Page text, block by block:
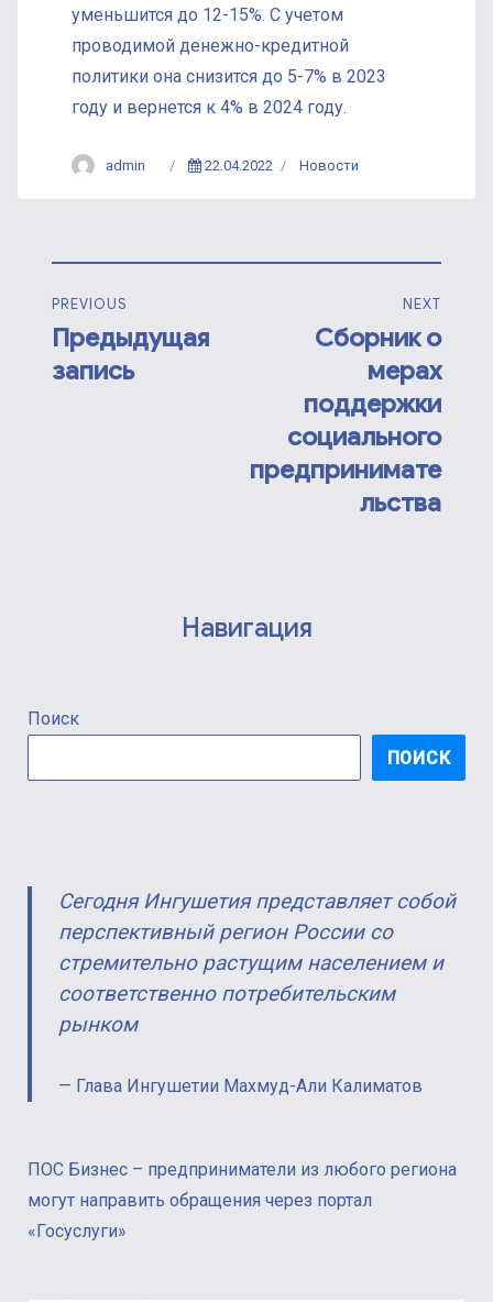
уменьшится до 12-15%. С учетом
проводимой денежно-кредитной
политики она снизится до 5-7% в 2023
году и вернется к 4% в 2024 году.
Author
admin
Posted
22.04.2022 Categories
Новости
по
записям
PREVIOUS
Previous
post:
Предыдущая
запись
NEXT
Сборник о
мерах
поддержки
социального
предпринимате
льства
Навигация
Поиск
ПОИСК
Сегодня Ингушетия представляет собой
перспективный регион России со
стремительно растущим населением и
соответственно потребительским
рынком
Глава Ингушетии Махмуд-Али Калиматов
ПОС Бизнес – предприниматели из любого региона
могут направить обращения через портал
«Госуслуги»